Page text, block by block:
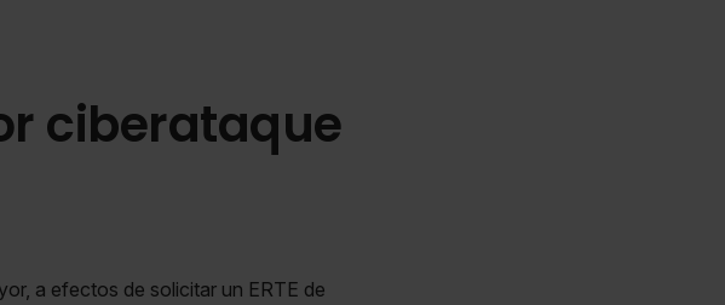
ciberataque
a efectos de solicitar un ERTE de